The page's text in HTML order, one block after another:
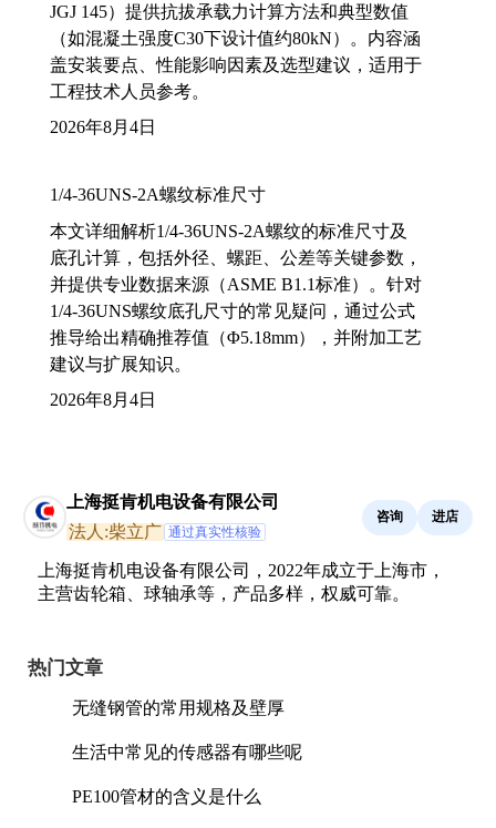
JGJ 145）提供抗拔承载力计算方法和典型数值
（如混凝土强度C30下设计值约80kN）。内容涵
盖安装要点、性能影响因素及选型建议，适用于
工程技术人员参考。
2026年8月4日
1/4-36UNS-2A螺纹标准尺寸
本文详细解析1/4-36UNS-2A螺纹的标准尺寸及
底孔计算，包括外径、螺距、公差等关键参数，
并提供专业数据来源（ASME B1.1标准）。针对
1/4-36UNS螺纹底孔尺寸的常见疑问，通过公式
推导给出精确推荐值（Φ5.18mm），并附加工艺
建议与扩展知识。
2026年8月4日
上海挺肯机电设备有限公司
法人:柴立广 通过真实性核验
咨询 进店
上海挺肯机电设备有限公司，2022年成立于上海市，
主营齿轮箱、球轴承等，产品多样，权威可靠。
热门文章
无缝钢管的常用规格及壁厚
生活中常见的传感器有哪些呢
PE100管材的含义是什么